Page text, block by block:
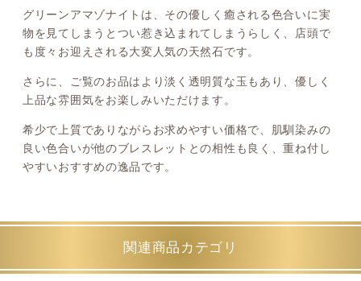
グリーンアマゾナイトは、その優しく癒される色合いに実
物を見てしまうとつい惹き込まれてしまうらしく、店頭で
も度々お迎えされる大変人気の天然石です。
さらに、ご覧のお品はより淡く透明質な玉もあり、優しく
上品な雰囲気をお楽しみいただけます。
希少で上質でありながらお求めやすい価格で、肌馴染みの
良い色合いが他のブレスレットとの相性も良く、重ね付し
やすいおすすめの逸品です。
関連商品カテゴリ